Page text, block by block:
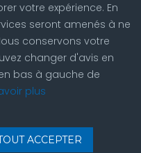
votre expérience. En
seront amenés à ne
conservons votre
changer d'avis en
bas à gauche de
plus
ACCEPTER
|Plan du site|